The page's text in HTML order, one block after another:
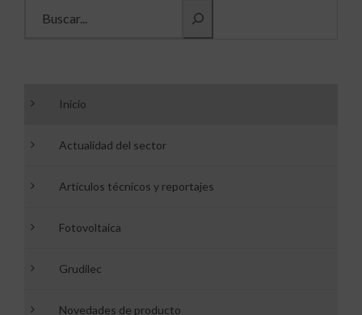
Inicio
Actualidad del sector
Artículos técnicos y reportajes
Fotovoltaica
Grudilec
Novedades de producto